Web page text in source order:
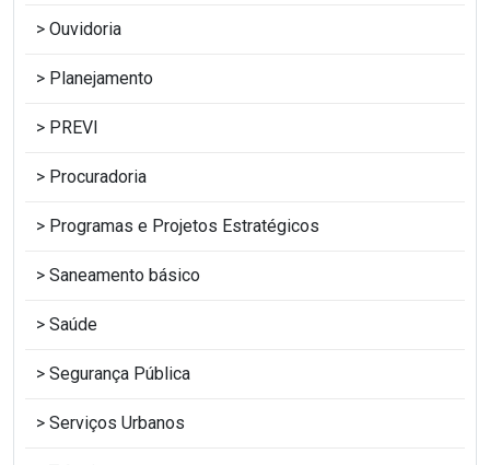
Ouvidoria
Planejamento
PREVI
Procuradoria
Programas e Projetos Estratégicos
Saneamento básico
Saúde
Segurança Pública
Serviços Urbanos